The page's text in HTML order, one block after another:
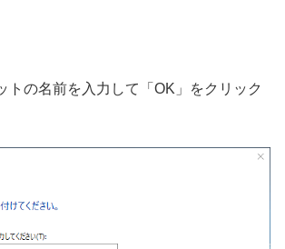
トの名前を入力して「OK」をクリック